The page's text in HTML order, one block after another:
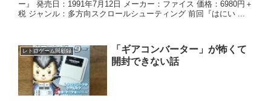
ー』 発売日：1991年7月12日 メーカー：ファイス 価格：6980円＋
税 ジャンル：多方向スクロールシューティング 前回『はにい ...
レトロゲーム回顧録
「ギアコンバーター」が怖くて
開封できない話